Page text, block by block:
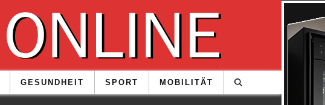
GESUNDHEIT SPORT MOBILITÄT